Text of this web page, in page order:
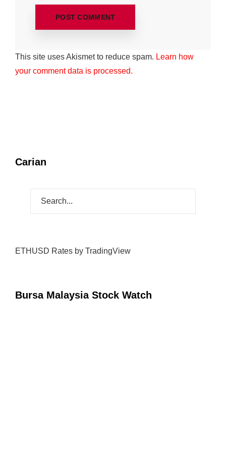
This site uses Akismet to reduce spam. Learn how
your comment data is processed.
Carian
ETHUSD Rates by TradingView
Bursa Malaysia Stock Watch